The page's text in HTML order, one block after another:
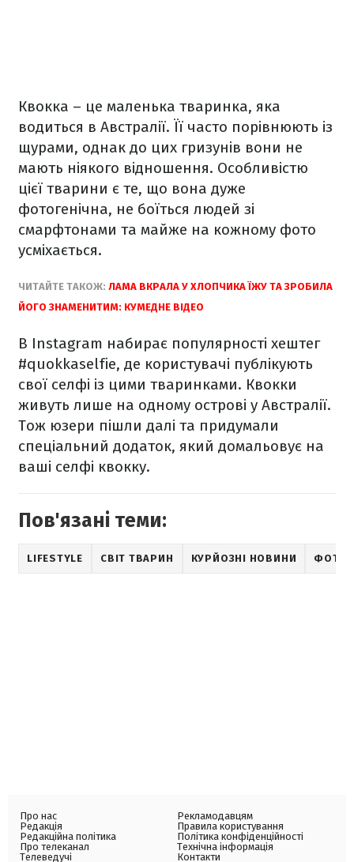
Квокка – це маленька тваринка, яка
водиться в Австралії. Її часто порівнюють із
щурами, однак до цих гризунів вони не
мають ніякого відношення. Особливістю
цієї тварини є те, що вона дуже
фотогенічна, не боїться людей зі
смарфтонами та майже на кожному фото
усміхається.
ЧИТАЙТЕ ТАКОЖ: ЛАМА ВКРАЛА У ХЛОПЧИКА ЇЖУ ТА ЗРОБИЛА
ЙОГО ЗНАМЕНИТИМ: КУМЕДНЕ ВІДЕО
В Instagram набирає популярності хештег
#quokkaselfie, де користувачі публікують
свої селфі із цими тваринками. Квокки
живуть лише на одному острові у Австралії.
Тож юзери пішли далі та придумали
спеціальний додаток, який домальовує на
ваші селфі квокку.
Пов'язані теми:
LIFESTYLE СВІТ ТВАРИН КУРЙОЗНІ НОВИНИ
Про нас
Редакція
Редакційна політика
Про телеканал
Телеведучі
Рекламодавцям
Правила користування
Політика конфіденційності
Технічна інформація
Контакти